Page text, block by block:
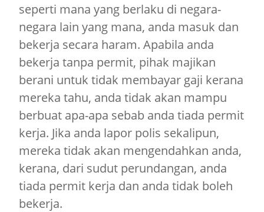
seperti mana yang berlaku di negara-
negara lain yang mana, anda masuk dan
bekerja secara haram. Apabila anda
bekerja tanpa permit, pihak majikan
berani untuk tidak membayar gaji kerana
mereka tahu, anda tidak akan mampu
berbuat apa-apa sebab anda tiada permit
kerja. Jika anda lapor polis sekalipun,
mereka tidak akan mengendahkan anda,
kerana, dari sudut perundangan, anda
tiada permit kerja dan anda tidak boleh
bekerja.